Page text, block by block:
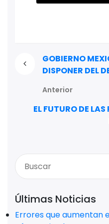
GOBIERNO
DISPONER DEL
Anterior
EL FUTURO DE
Últimas Noticias
Errores que aumentan